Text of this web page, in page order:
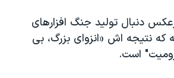
دنبال تولید جنگ افزارهای
که نتیجه اش «انزوای بزرگ، بی
است.